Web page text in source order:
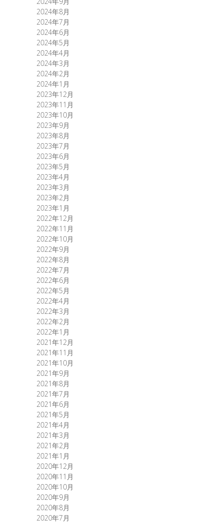
2024年8月
2024年7月
2024年6月
2024年5月
2024年4月
2024年3月
2024年2月
2024年1月
2023年12月
2023年11月
2023年10月
2023年9月
2023年8月
2023年7月
2023年6月
2023年5月
2023年4月
2023年3月
2023年2月
2023年1月
2022年12月
2022年11月
2022年10月
2022年9月
2022年8月
2022年7月
2022年6月
2022年5月
2022年4月
2022年3月
2022年2月
2022年1月
2021年12月
2021年11月
2021年10月
2021年9月
2021年8月
2021年7月
2021年6月
2021年5月
2021年4月
2021年3月
2021年2月
2021年1月
2020年12月
2020年11月
2020年10月
2020年9月
2020年8月
2020年7月